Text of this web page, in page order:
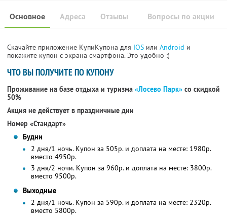
Основное Отзывы Вопросы по акции
Адреса
Скачайте приложение КупиКупона для IOS или Android и
покажите купон с экрана смартфона. Это удобно :)
ЧТО ВЫ ПОЛУЧИТЕ ПО КУПОНУ
Проживание на базе отдыха и туризма «Лосево Парк» со скидкой
50%
Акция не действует в праздничные дни
Номер «Стандарт»
Будни
2 дня/1 ночь. Купон за 505р. и доплата на месте: 1980р.
вместо 4950р.
3 дня/2 ночи. Купон за 960р. и доплата на месте: 3800р.
вместо 9500р.
Выходные
2 дня/1 ночь. Купон за 590р. и доплата на месте: 2320р.
вместо 5800р.